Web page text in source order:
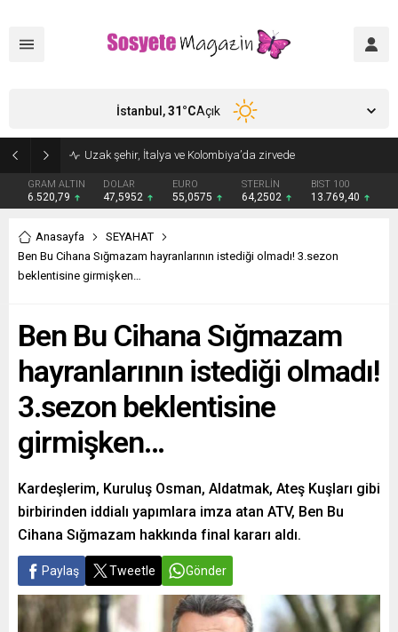
GRAM ALTIN
6.520,79
DOLAR
47,5952
EURO
55,0575
STERLİN
64,2502
BIST 100
13.769,40
İstanbul,31°CAçık
Anasayfa
SEYAHAT
Ben Bu Cihana Sığmazam hayranlarının istediği olmadı! 3.sezon
beklentisine girmişken…
Ben Bu Cihana Sığmazam
hayranlarının istediği olmadı!
3.sezon beklentisine
girmişken…
Kardeşlerim, Kuruluş Osman, Aldatmak, Ateş Kuşları gibi
birbirinden iddialı yapımlara imza atan ATV, Ben Bu
Cihana Sığmazam hakkında final kararı aldı.
Paylaş Tweetle Gönder